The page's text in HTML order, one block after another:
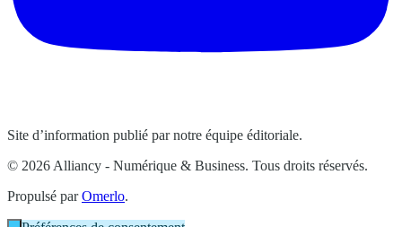
Site d’information publié par notre équipe éditoriale.
© 2026 Alliancy - Numérique & Business. Tous droits réservés.
Propulsé parOmerlo.